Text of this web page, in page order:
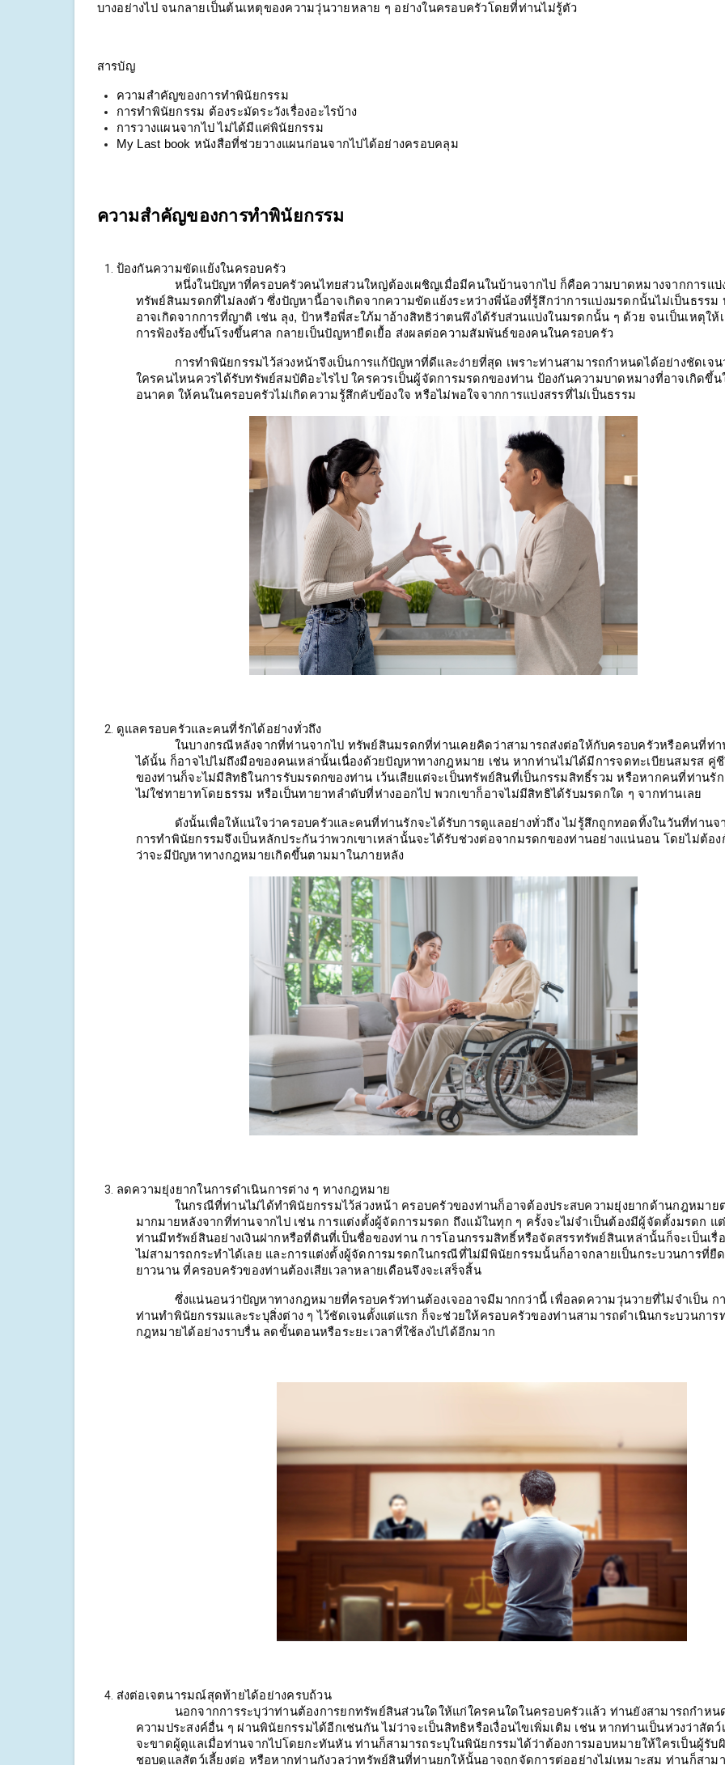
บางอย่างไป จนกลายเป็นต้นเหตุของความวุ่นวายหลาย ๆ อย่างในครอบครัวโดยที่ท่านไม่รู้ตัว
สารบัญ
ความสำคัญของการทำพินัยกรรม
การทำพินัยกรรม ต้องระมัดระวังเรื่องอะไรบ้าง
การวางแผนจากไป ไม่ได้มีแค่พินัยกรรม
My Last book หนังสือที่ช่วยวางแผนก่อนจากไปได้อย่างครอบคลุม
ความสำคัญของการทำพินัยกรรม
ป้องกันความขัดแย้งในครอบครัว
หนึ่งในปัญหาที่ครอบครัวคนไทยส่วนใหญ่ต้องเผชิญเมื่อมีคนในบ้านจากไป ก็คือความบาดหมางจากการแบ่
ทรัพย์สินมรดกที่ไม่ลงตัว ซึ่งปัญหานี้อาจเกิดจากความขัดแย้งระหว่างพี่น้องที่รู้สึกว่าการแบ่งมรดกนั้นไม่เป็นธรรม
อาจเกิดจากการที่ญาติ เช่น ลุง, ป้าหรือพี่สะใภ้มาอ้างสิทธิว่าตนพึงได้รับส่วนแบ่งในมรดกนั้น ๆ ด้วย จนเป็นเหตุให้
การฟ้องร้องขึ้นโรงขึ้นศาล กลายเป็นปัญหายืดเยื้อ ส่งผลต่อความสัมพันธ์ของคนในครอบครัว
การทำพินัยกรรมไว้ล่วงหน้าจึงเป็นการแก้ปัญหาที่ดีและง่ายที่สุด เพราะท่านสามารถกำหนดได้อย่างชัดเจน
ใครคนไหนควรได้รับทรัพย์สมบัติอะไรไป ใครควรเป็นผู้จัดการมรดกของท่าน ป้องกันความบาดหมางที่อาจเกิดขึ้น
อนาคต ให้คนในครอบครัวไม่เกิดความรู้สึกคับข้องใจ หรือไม่พอใจจากการแบ่งสรรที่ไม่เป็นธรรม
ดูแลครอบครัวและคนที่รักได้อย่างทั่วถึง
ในบางกรณีหลังจากที่ท่านจากไป ทรัพย์สินมรดกที่ท่านเคยคิดว่าสามารถส่งต่อให้กับครอบครัวหรือคนที่ท่า
ได้นั้น ก็อาจไปไม่ถึงมือของคนเหล่านั้นเนื่องด้วยปัญหาทางกฎหมาย เช่น หากท่านไม่ได้มีการจดทะเบียนสมรส คู่
ของท่านก็จะไม่มีสิทธิในการรับมรดกของท่าน เว้นเสียแต่จะเป็นทรัพย์สินที่เป็นกรรมสิทธิ์รวม หรือหากคนที่ท่านรัก
ไม่ใช่ทายาทโดยธรรม หรือเป็นทายาทลำดับที่ห่างออกไป พวกเขาก็อาจไม่มีสิทธิได้รับมรดกใด ๆ จากท่านเลย
ดังนั้นเพื่อให้แน่ใจว่าครอบครัวและคนที่ท่านรักจะได้รับการดูแลอย่างทั่วถึง ไม่รู้สึกถูกทอดทิ้งในวันที่ท่านจา
การทำพินัยกรรมจึงเป็นหลักประกันว่าพวกเขาเหล่านั้นจะได้รับช่วงต่อจากมรดกของท่านอย่างแน่นอน โดยไม่ต้อง
ว่าจะมีปัญหาทางกฎหมายเกิดขึ้นตามมาในภายหลัง
ลดความยุ่งยากในการดำเนินการต่าง ๆ ทางกฎหมาย
ในกรณีที่ท่านไม่ได้ทำพินัยกรรมไว้ล่วงหน้า ครอบครัวของท่านก็อาจต้องประสบความยุ่งยากด้านกฎหมาย
มากมายหลังจากที่ท่านจากไป เช่น การแต่งตั้งผู้จัดการมรดก ถึงแม้ในทุก ๆ ครั้งจะไม่จำเป็นต้องมีผู้จัดตั้งมรดก แ
ท่านมีทรัพย์สินอย่างเงินฝากหรือที่ดินที่เป็นชื่อของท่าน การโอนกรรมสิทธิ์หรือจัดสรรทรัพย์สินเหล่านั้นก็จะเป็นเรื่
ไม่สามารถกระทำได้เลย และการแต่งตั้งผู้จัดการมรดกในกรณีที่ไม่มีพินัยกรรมนั้นก็อาจกลายเป็นกระบวนการที่ยืด
ยาวนาน ที่ครอบครัวของท่านต้องเสียเวลาหลายเดือนจึงจะเสร็จสิ้น
ซึ่งแน่นอนว่าปัญหาทางกฎหมายที่ครอบครัวท่านต้องเจออาจมีมากกว่านี้ เพื่อลดความวุ่นวายที่ไม่จำเป็น ก
ท่านทำพินัยกรรมและระบุสิ่งต่าง ๆ ไว้ชัดเจนตั้งแต่แรก ก็จะช่วยให้ครอบครัวของท่านสามารถดำเนินกระบวนการ
กฎหมายได้อย่างราบรื่น ลดขั้นตอนหรือระยะเวลาที่ใช้ลงไปได้อีกมาก
ส่งต่อเจตนารมณ์สุดท้ายได้อย่างครบถ้วน
นอกจากการระบุว่าท่านต้องการยกทรัพย์สินส่วนใดให้แก่ใครคนใดในครอบครัวแล้ว ท่านยังสามารถกำหน
ความประสงค์อื่น ๆ ผ่านพินัยกรรมได้อีกเช่นกัน ไม่ว่าจะเป็นสิทธิหรือเงื่อนไขเพิ่มเติม เช่น หากท่านเป็นห่วงว่าสัตว์
จะขาดผู้ดูแลเมื่อท่านจากไปโดยกะทันหัน ท่านก็สามารถระบุในพินัยกรรมได้ว่าต้องการมอบหมายให้ใครเป็นผู้รับ
ชอบดูแลสัตว์เลี้ยงต่อ หรือหากท่านกังวลว่าทรัพย์สินที่ท่านยกให้นั้นอาจถูกจัดการต่ออย่างไม่เหมาะสม ท่านก็สาม